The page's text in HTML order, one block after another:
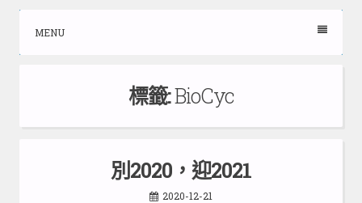
MENU
標籤:BioCyc
別2020，迎2021
2020-12-21